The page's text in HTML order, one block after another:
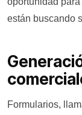
están buscando
Formularios,